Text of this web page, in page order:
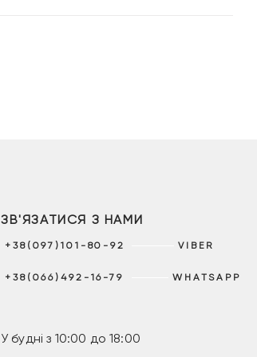
ЗВ'ЯЗАТИСЯ З НАМИ
+38(097)101-80-92 VIBER
+38(066)492-16-79 WHATSAPP
У будні з 10:00 до 18:00